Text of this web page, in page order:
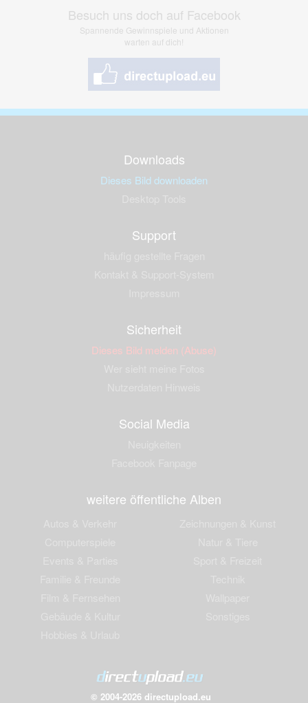
Besuch uns doch auf Facebook
Spannende Gewinnspiele und Aktionen
warten auf dich!
Downloads
Dieses Bild downloaden
Support
Sicherheit
Dieses Bild melden (Abuse)
Social Media
weitere öffentliche Alben
© 2004-2026 directupload.eu